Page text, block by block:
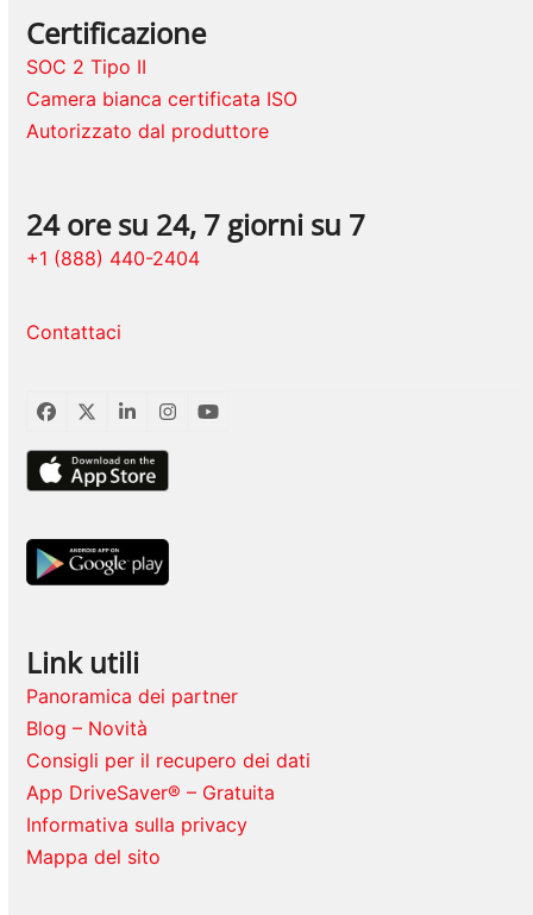
Certificazione
SOC 2 Tipo II
Camera bianca certificata ISO
Autorizzato dal produttore
24 ore su 24, 7 giorni su 7
+1 (888) 440-2404
Contattaci
Facebook
TwitterLinkedInInstagram
YouTube
Link utili
Panoramica dei partner
Blog – Novità
Consigli per il recupero dei dati
App DriveSaver® – Gratuita
Informativa sulla privacy
Mappa del sito